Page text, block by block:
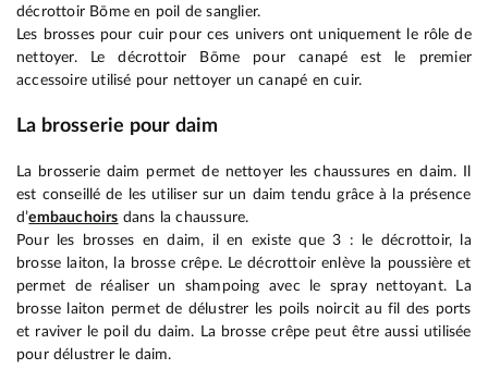
décrottoir Bōme en poil de sanglier.
Les brosses pour cuir pour ces univers ont uniquement le rôle de
nettoyer. Le décrottoir Bōme pour canapé est le premier
accessoire utilisé pour nettoyer un canapé en cuir.
La brosserie pour daim
La brosserie daim permet de nettoyer les chaussures en daim. Il
est conseillé de les utiliser sur un daim tendu grâce à la présence
d’embauchoirs dans la chaussure.
Pour les brosses en daim, il en existe que 3 : le décrottoir, la
brosse laiton, la brosse crêpe. Le décrottoir enlève la poussière et
permet de réaliser un shampoing avec le spray nettoyant. La
brosse laiton permet de délustrer les poils noircit au fil des ports
et raviver le poil du daim. La brosse crêpe peut être aussi utilisée
pour délustrer le daim.